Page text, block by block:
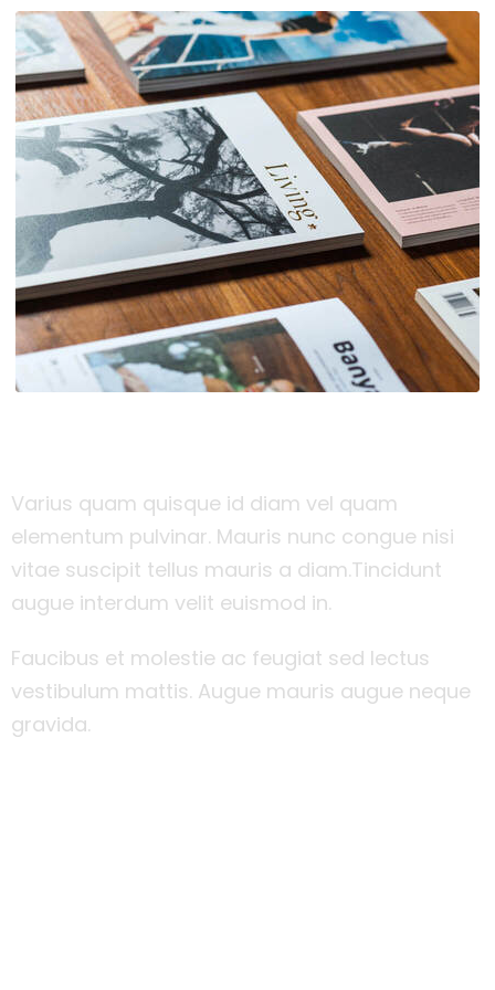
content
Varius quam quisque id diam vel quam
elementum pulvinar. Mauris nunc congue nisi
vitae suscipit tellus mauris a diam.Tincidunt
augue interdum velit euismod in.
Faucibus et molestie ac feugiat sed lectus
vestibulum mattis. Augue mauris augue neque
gravida.